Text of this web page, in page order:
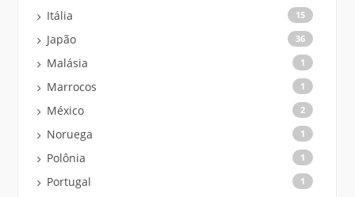
Itália 15
Japão 36
Malásia 1
Marrocos 1
México 2
Noruega 1
Polônia 1
Portugal 1